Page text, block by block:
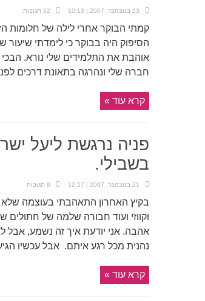
23 בנובמבר, 2007 | 10:13 32 תגובות
קמתי הבוקר אחרי לילה של חלומות
הסיפוק היה בבוקר כי לימדתי שיעור
אוהבת את התלמידים שלי נורא. הבכי
חברה שלי ונהרגה בתאונת דרכים
קרא עוד »
פניה נרגשת ליעל
בשבילי.
21 בנובמבר, 2007 | 12:57 9 תגובות
בקיץ האחרון התאהבתי בעוצמה שלא
וקווזי ועוד חבורה שלמה של חתולים
אהבה. אני יודעת איך זה נשמע, אבל
נהנית מכל רגע איתם. אבל עכשיו
קרא עוד »